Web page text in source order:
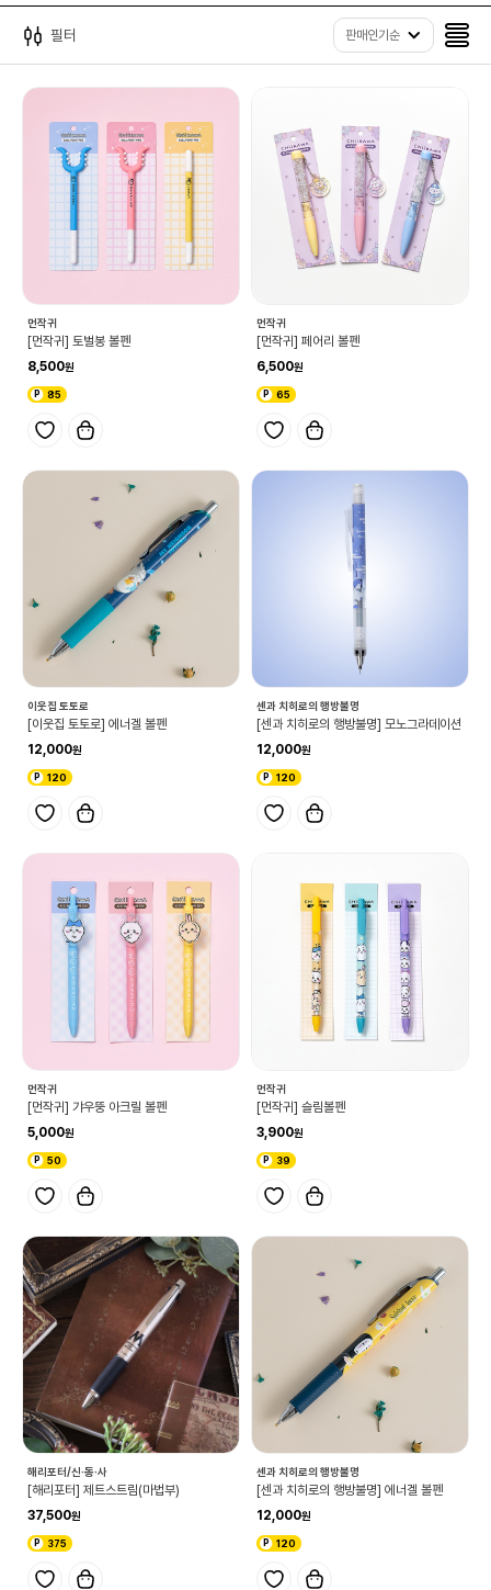
필터 판매인기순
먼작귀
[먼작귀] 토벌봉 볼펜
8,500
85
먼작귀
[먼작귀] 페어리 볼펜
6,500
65
이웃집 토토로
[이웃집 토토로] 에너겔 볼펜
12,000
120
센과 치히로의 행방불명
[센과 치히로의 행방불명] 모노그라데이션
12,000
120
먼작귀
[먼작귀] 갸우뚱 아크릴 볼펜
5,000
50
먼작귀
[먼작귀] 슬림볼펜
3,900
39
해리포터/신·동·사
[해리포터] 제트스트림(마법부)
37,500
375
센과 치히로의 행방불명
[센과 치히로의 행방불명] 에너겔 볼펜
12,000
120